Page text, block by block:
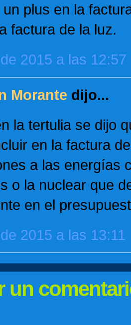
plus en la
factura de la luz.
2015 a las 12:57
Morante dijo...
la tertulia se dijo
en la factura
a las energías
o la nuclear que
en el
2015 a las 13:11
un